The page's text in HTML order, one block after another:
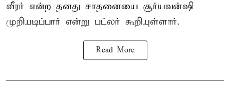
வீரர் என்ற தனது சாதனையை சூர்யவன்ஷி
முறியடிப்பார் என்று பட்லர் கூறியுள்ளார்.
Read More